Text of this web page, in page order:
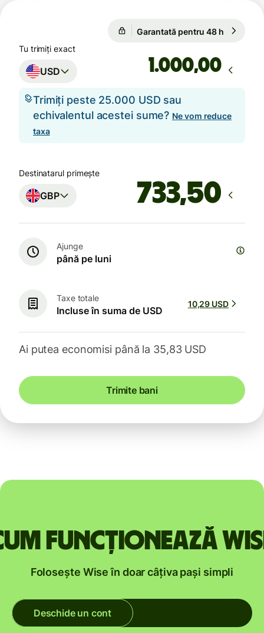
Garantată pentru 48 h
Tu trimiți exact
USD ,00
Trimiți peste 25.000 USD sau
echivalentul acestei sume? Ne vom reduce
taxa
Destinatarul primește
GBP
Ajunge
până pe luni
Taxe totale
Incluse în suma de USD
10,29 USD
Ai putea economisi până la 35,83 USD
Trimite bani
funcționează
Folosește Wise în doar câțiva pași simpli
Deschide un cont